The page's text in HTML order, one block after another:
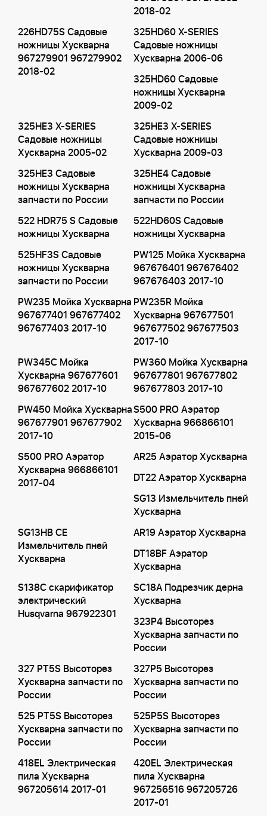
2018-02
226HD75S Садовые
ножницы Хускварна
967279901 967279902
2018-02
325HD60 X-SERIES
Садовые ножницы
Хускварна 2006-06
325HD60 Садовые
ножницы Хускварна
2009-02
325HE3 X-SERIES
Садовые ножницы
Хускварна 2005-02
325HE3 X-SERIES
Садовые ножницы
Хускварна 2009-03
325HE3 Садовые
ножницы Хускварна
запчасти по России
325HE4 Садовые
ножницы Хускварна
запчасти по России
522 HDR75 S Садовые
ножницы Хускварна
522HD60S Садовые
ножницы Хускварна
525HF3S Садовые
ножницы Хускварна
запчасти по России
PW125 Мойка Хускварна
967676401 967676402
967676403 2017-10
PW235 Мойка Хускварна
967677401 967677402
967677403 2017-10
PW235R Мойка
Хускварна 967677501
967677502 967677503
2017-10
PW345C Мойка
Хускварна 967677601
967677602 2017-10
PW360 Мойка Хускварна
967677801 967677802
967677803 2017-10
PW450 Мойка Хускварна
967677901 967677902
2017-10
S500 PRO Аэратор
Хускварна 966866101
2015-06
S500 PRO Аэратор
Хускварна 966866101
2017-04
AR25 Аэратор Хускварна
DT22 Аэратор Хускварна
SG13 Измельчитель пней
Хускварна
SG13HB CE
Измельчитель пней
Хускварна
AR19 Аэратор Хускварна
DT18BF Аэратор
Хускварна
S138C скарификатор
электрический
Husqvarna 967922301
SC18A Подрезчик дерна
Хускварна
323P4 Высоторез
Хускварна запчасти по
России
327 PT5S Высоторез
Хускварна запчасти по
России
327P5 Высоторез
Хускварна запчасти по
России
525 PT5S Высоторез
Хускварна запчасти по
России
525P5S Высоторез
Хускварна запчасти по
России
418EL Электрическая
пила Хускварна
967205614 2017-01
420EL Электрическая
пила Хускварна
967256516 967205726
2017-01